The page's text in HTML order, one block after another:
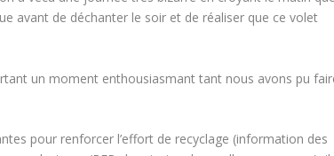
avant de déchanter le soir et de réaliser que ce volet
un moment enthousiasmant tant nous avons pu
pour renforcer l’effort de recyclage (information des